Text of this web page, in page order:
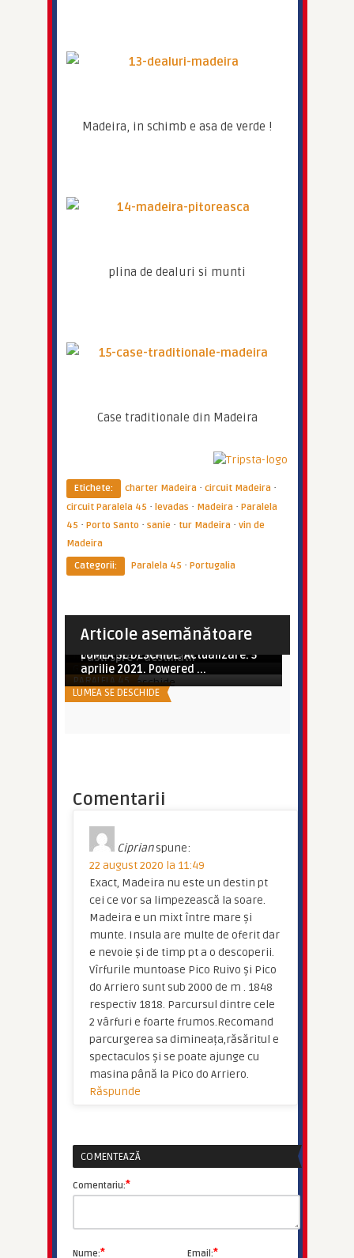
Madeira, in schimb e asa de verde !
plina de dealuri si munti
Case traditionale din Madeira
Etichete: charter Madeira · circuit Madeira ·
circuit Paralela 45 · levadas · Madeira · Paralela
45 · Porto Santo · sanie · tur Madeira · vin de
Madeira
Categorii:
Paralela 45 · Portugalia
Articole asemănătoare
SUPER OFERTE TRANSPORT
BLUEAIR
Cele 3 capitale ale Scandinaviei:
Stockholm, Copenhaga ș ...
GRECIA
Mic ghid de insule din Grecia –
PARALELA 45
Imperator
Chartere Paralela 45 – chartere de
Pasti spre 7 destinatii
LUMEA SE DESCHIDE
Imperator
LUMEA SE DESCHIDE. Actualizare: 5
aprilie 2021. Powered ...
Comentarii
Ciprian spune:
22 august 2020 la 11:49
Exact, Madeira nu este un destin pt
cei ce vor sa limpezească la soare.
Madeira e un mixt între mare și
munte. Insula are multe de oferit dar
e nevoie și de timp pt a o descoperii.
Vîrfurile muntoase Pico Ruivo și Pico
do Arriero sunt sub 2000 de m . 1848
respectiv 1818. Parcursul dintre cele
2 vârfuri e foarte frumos.Recomand
parcurgerea sa dimineața,răsăritul e
spectaculos și se poate ajunge cu
masina până la Pico do Arriero.
Răspunde
COMENTEAZĂ
Comentariu:*
Nume:* Email:*